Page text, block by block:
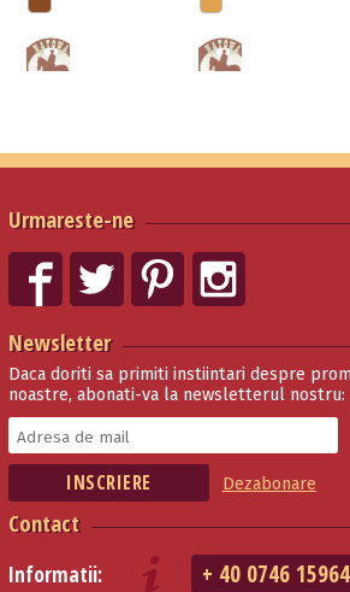
Urmareste-ne
Newsletter
Daca doriti sa primiti instiintari despre
noastre, abonati-va la newsletterul nostru:
Dezabonare
Contact
Informatii: + 40 0746